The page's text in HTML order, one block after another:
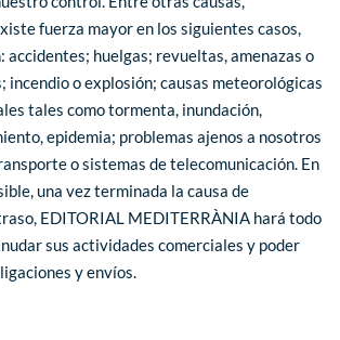
fuerza mayor en los siguientes casos,
accidentes; huelgas; revueltas, amenazas o
o explosión; causas meteorológicas
tales como tormenta, inundación,
epidemia; problemas ajenos a nosotros
o sistemas de telecomunicación. En
una vez terminada la causa de
EDITORIAL MEDITERRÀNIA hará todo
sus actividades comerciales y poder
y envíos.